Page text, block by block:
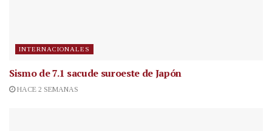
INTERNACIONALES
Sismo de 7.1 sacude suroeste de Japón
HACE 2 SEMANAS